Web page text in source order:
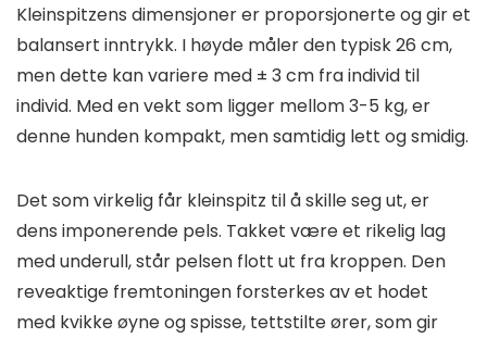
Kleinspitzens dimensjoner er proporsjonerte og gir et
balansert inntrykk. I høyde måler den typisk 26 cm,
men dette kan variere med ± 3 cm fra individ til
individ. Med en vekt som ligger mellom 3-5 kg, er
denne hunden kompakt, men samtidig lett og smidig.
Det som virkelig får kleinspitz til å skille seg ut, er
dens imponerende pels. Takket være et rikelig lag
med underull, står pelsen flott ut fra kroppen. Den
reveaktige fremtoningen forsterkes av et hodet
med kvikke øyne og spisse, tettstilte ører, som gir